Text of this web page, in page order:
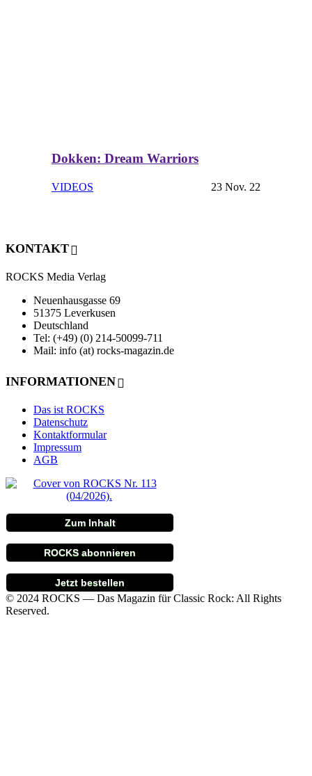
Dokken: Dream Warriors
VIDEOS 23 Nov. 22
KONTAKT
ROCKS Media Verlag
Neuenhausgasse 69
51375 Leverkusen
Deutschland
Tel: (+49) (0) 214-50099-711
Mail: info (at) rocks-magazin.de
INFORMATIONEN
Das ist ROCKS
Datenschutz
Kontaktformular
Impressum
AGB
Zum Inhalt
ROCKS abonnieren
Jetzt bestellen
© 2024 ROCKS — Das Magazin für Classic Rock: All Rights
Reserved.